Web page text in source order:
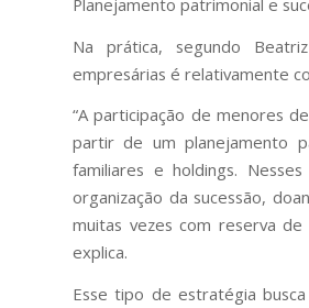
Na prática, segundo
empresárias é relativamente
“A participação de menores
partir de um planejamento
familiares e holdings.
organização da sucessão,
muitas vezes com reserva
explica.
Esse tipo de estratégia